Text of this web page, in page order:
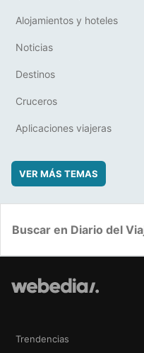
Alojamientos y hoteles
Noticias
Destinos
Cruceros
Aplicaciones viajeras
VER MÁS TEMAS
Trendencias